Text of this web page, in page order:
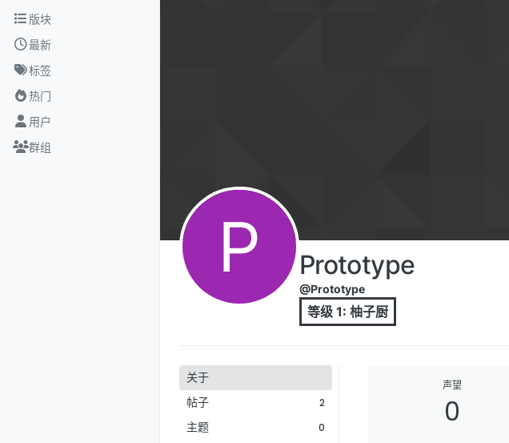
跳转至内容
版块
最新
标签
热门
用户
群组
P Prototype
@Prototype
等级 1: 柚子厨
关于
帖子
2
主题 0
声望
0